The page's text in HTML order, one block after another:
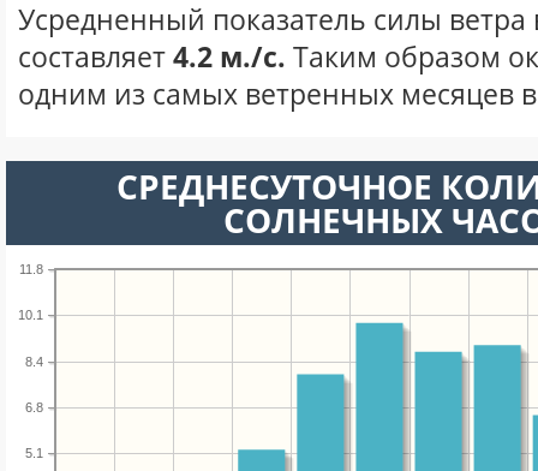
Усредненный показатель силы ветра
составляет4.2 м./с. Таким образом
одним из самых ветренных месяцев в
СРЕДНЕСУТОЧНОЕ
СОЛНЕЧНЫХ
5.1
6.8
8.4
10.1
11.8